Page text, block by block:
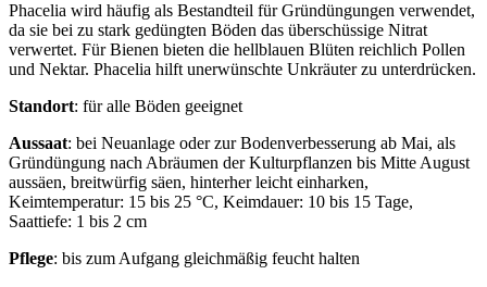
Phacelia wird häufig als Bestandteil für Gründüngungen verwendet,
da sie bei zu stark gedüngten Böden das überschüssige Nitrat
verwertet. Für Bienen bieten die hellblauen Blüten reichlich Pollen
und Nektar. Phacelia hilft unerwünschte Unkräuter zu unterdrücken.
Standort: für alle Böden geeignet
Aussaat: bei Neuanlage oder zur Bodenverbesserung ab Mai, als
Gründüngung nach Abräumen der Kulturpflanzen bis Mitte August
aussäen, breitwürfig säen, hinterher leicht einharken,
Keimtemperatur: 15 bis 25 °C, Keimdauer: 10 bis 15 Tage,
Saattiefe: 1 bis 2 cm
Pflege: bis zum Aufgang gleichmäßig feucht halten